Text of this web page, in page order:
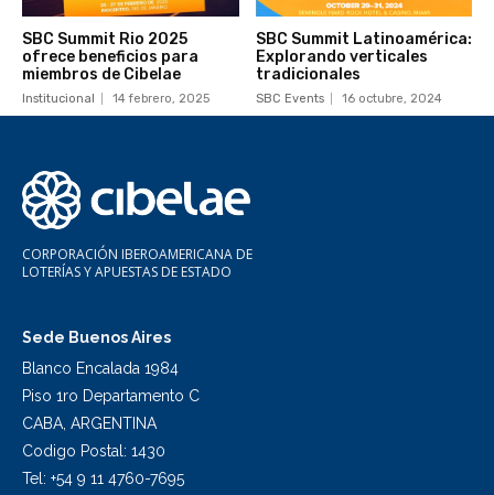
SBC Summit Rio 2025
ofrece beneficios para
miembros de Cibelae
Institucional 14 febrero, 2025
SBC Summit Latinoamérica:
Explorando verticales
tradicionales
SBC Events 16 octubre, 2024
CORPORACIÓN IBEROAMERICANA DE
LOTERÍAS Y APUESTAS DE ESTADO
Sede Buenos Aires
Blanco Encalada 1984
Piso 1ro Departamento C
CABA, ARGENTINA
Codigo Postal: 1430
Tel: +54 9 11 4760-7695